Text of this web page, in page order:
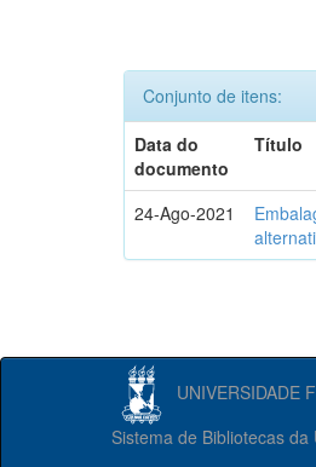
Conjunto de itens:
Data do
documento
Título
24-Ago-2021
UNIVERSIDADE
Sistema de Bibliotecas